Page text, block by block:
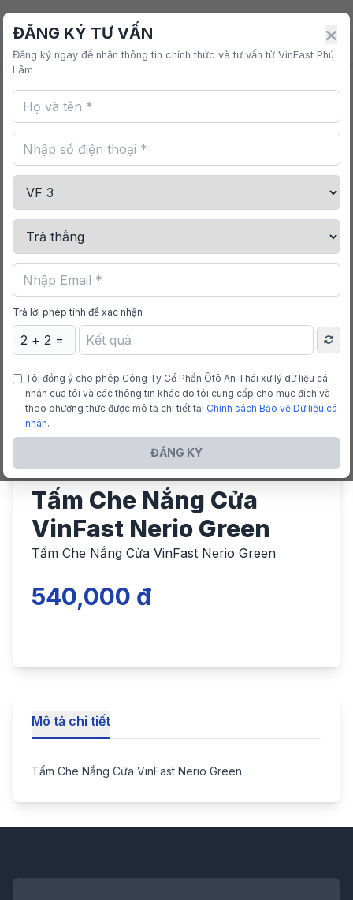
VINFAST PHÚ LÂM
Trang chủ
Nerio Green
Tấm Che Nắng Cửa
VinFast Nerio Green
Tấm Che Nắng Cửa VinFast Nerio Green
540,000 đ
Mô tả chi tiết
Tấm Che Nắng Cửa VinFast Nerio Green
ĐĂNG KÝ TƯ VẤN
Đăng ký ngay để nhận thông tin chính thức và tư vấn từ VinFast Phú
Lâm
Trả lời phép tính để xác nhận
Tôi đồng ý cho phép Công Ty Cổ Phần Ôtô An Thái xử lý dữ liệu cá
nhân của tôi và các thông tin khác do tôi cung cấp cho mục đích và
theo phương thức được mô tả chi tiết tại Chính sách Bảo vệ Dữ liệu cá
nhân.
ĐĂNG KÝ